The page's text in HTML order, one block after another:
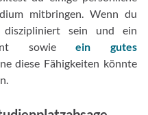
mitbringen. Wenn du
sein und ein
sowieein gutes
diese Fähigkeiten könnte